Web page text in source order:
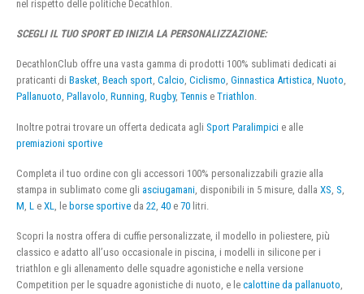
nel rispetto delle politiche Decathlon.
SCEGLI IL TUO SPORT ED INIZIA LA PERSONALIZZAZIONE:
DecathlonClub offre una vasta gamma di prodotti 100% sublimati dedicati ai
praticanti di Basket, Beach sport, Calcio, Ciclismo, Ginnastica Artistica, Nuoto,
Pallanuoto, Pallavolo, Running, Rugby, Tennis e Triathlon.
Inoltre potrai trovare un offerta dedicata agli Sport Paralimpici e alle
premiazioni sportive
Completa il tuo ordine con gli accessori 100% personalizzabili grazie alla
stampa in sublimato come gli asciugamani , disponibili in 5 misure, dalla XS S
M L e XL , le borse sportive da 22 40 e 70 litri.
Scopri la nostra offera di cuffie personalizzate, il modello in poliestere, più
classico e adatto all’uso occasionale in piscina, i modelli in silicone per i
triathlon e gli allenamento delle squadre agonistiche e nella versione
Competition per le squadre agonistiche di nuoto, e le calottine da pallanuoto,